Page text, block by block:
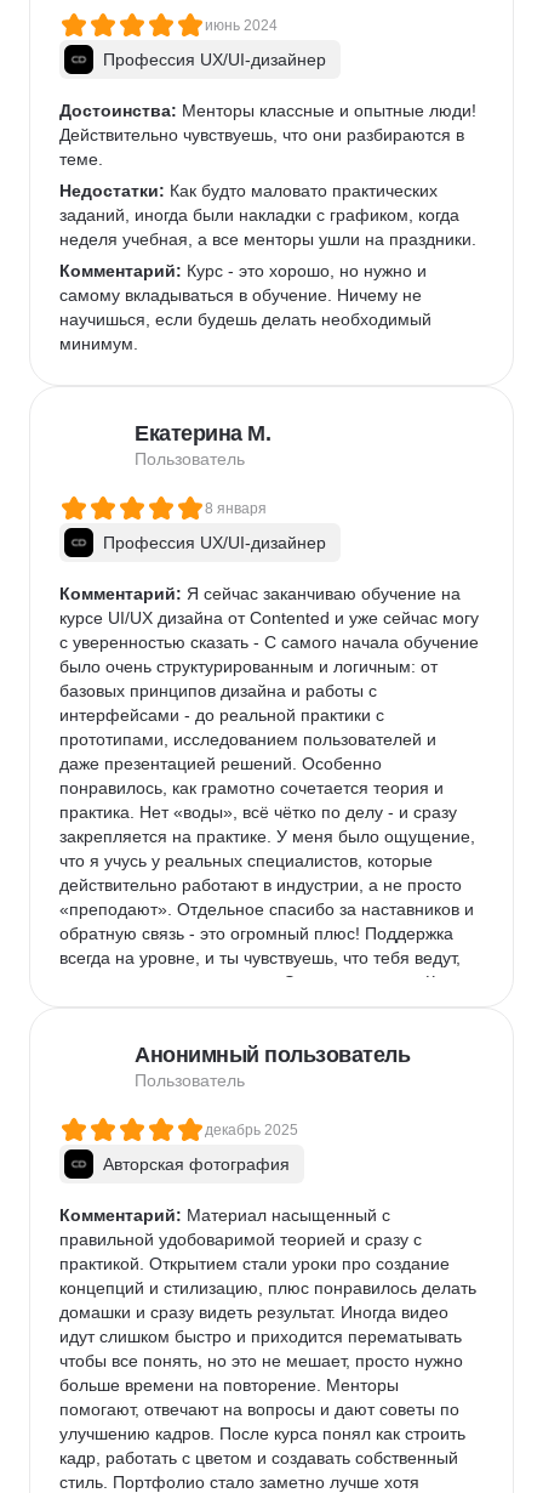
июнь 2024
Профессия UX/UI-дизайнер
Достоинства: Менторы классные и опытные люди!
Действительно чувствуешь, что они разбираются в
теме.
Недостатки: Как будто маловато практических
заданий, иногда были накладки с графиком, когда
неделя учебная, а все менторы ушли на праздники.
Комментарий: Курс - это хорошо, но нужно и
самому вкладываться в обучение. Ничему не
научишься, если будешь делать необходимый
минимум.
Екатерина М.
Пользователь
8 января
Профессия UX/UI-дизайнер
Комментарий: Я сейчас заканчиваю обучение на
курсе UI/UX дизайна от Contented и уже сейчас могу
с уверенностью сказать - С самого начала обучение
было очень структурированным и логичным: от
базовых принципов дизайна и работы с
интерфейсами - до реальной практики с
прототипами, исследованием пользователей и
даже презентацией решений. Особенно
понравилось, как грамотно сочетается теория и
практика. Нет «воды», всё чётко по делу - и сразу
закрепляется на практике. У меня было ощущение,
что я учусь у реальных специалистов, которые
действительно работают в индустрии, а не просто
«преподают». Отдельное спасибо за наставников и
обратную связь - это огромный плюс! Поддержка
всегда на уровне, и ты чувствуешь, что тебя ведут,
подсказывают, направляют. Это вдохновляет. Курс
действительно работают и решают задачи
пользователей. Уже в процессе обучения я начала
полноценные кейсы, которые не стыдно показывать
работодателю. Если вы сомневаетесь, стоит ли
идти - не сомневайтесь. Это обучение даёт крепкую
Contented за этот опыт!
Анонимный пользователь
Пользователь
декабрь 2025
Авторская фотография
Комментарий: Материал насыщенный с
правильной удобоваримой теорией и сразу с
практикой. Открытием стали уроки про создание
концепций и стилизацию, плюс понравилось делать
домашки и сразу видеть результат. Иногда видео
идут слишком быстро и приходится перематывать
чтобы все понять, но это не мешает, просто нужно
больше времени на повторение. Менторы
помогают, отвечают на вопросы и дают советы по
улучшению кадров. После курса понял как строить
кадр, работать с цветом и создавать собственный
стиль. Портфолио стало заметно лучше хотя